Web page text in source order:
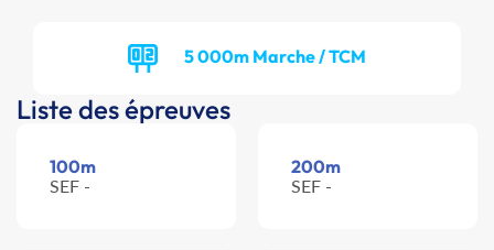
5 000m Marche / TCM
Liste des épreuves
100m
SEF -
200m
SEF -